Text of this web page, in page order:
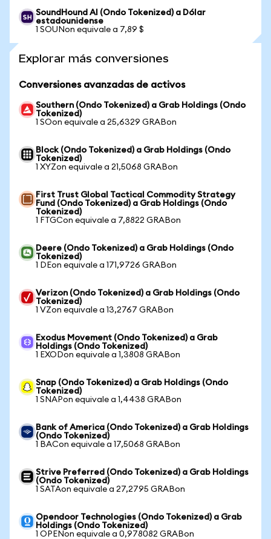
SoundHound AI (Ondo Tokenized) a Dólar
estadounidense
1 SOUNon equivale a 7,89 $
Explorar más conversiones
Conversiones avanzadas de activos
Southern (Ondo Tokenized) a Grab Holdings (Ondo
Tokenized)
1 SOon equivale a 25,6329 GRABon
Block (Ondo Tokenized) a Grab Holdings (Ondo
Tokenized)
1 XYZon equivale a 21,5068 GRABon
First Trust Global Tactical Commodity Strategy
Fund (Ondo Tokenized) a Grab Holdings (Ondo
Tokenized)
1 FTGCon equivale a 7,8822 GRABon
Deere (Ondo Tokenized) a Grab Holdings (Ondo
Tokenized)
1 DEon equivale a 171,9726 GRABon
Verizon (Ondo Tokenized) a Grab Holdings (Ondo
Tokenized)
1 VZon equivale a 13,2767 GRABon
Exodus Movement (Ondo Tokenized) a Grab
Holdings (Ondo Tokenized)
1 EXODon equivale a 1,3808 GRABon
Snap (Ondo Tokenized) a Grab Holdings (Ondo
Tokenized)
1 SNAPon equivale a 1,4438 GRABon
Bank of America (Ondo Tokenized) a Grab Holdings
(Ondo Tokenized)
1 BACon equivale a 17,5068 GRABon
Strive Preferred (Ondo Tokenized) a Grab Holdings
(Ondo Tokenized)
1 SATAon equivale a 27,2795 GRABon
Opendoor Technologies (Ondo Tokenized) a Grab
Holdings (Ondo Tokenized)
1 OPENon equivale a 0,978082 GRABon